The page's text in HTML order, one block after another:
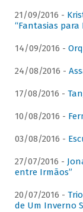
21/09/2016 -
“Fantasias para
14/09/2016 -
24/08/2016 -
17/08/2016 -
10/08/2016 -
03/08/2016 -
27/07/2016 -
entre Irmãos”
20/07/2016 -
de Um Inverno